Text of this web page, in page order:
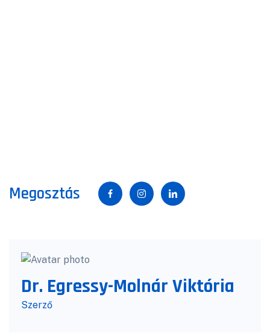
Megosztás
Dr. Egressy-Molnár Viktória
Szerző